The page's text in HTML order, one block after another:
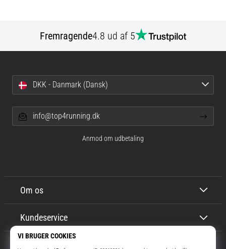
Fremragende4.8 ud af 5
Om os
Kundeservice
DKK - Danmark (Dansk)
info@top4running.dk
Anmod om udbetaling